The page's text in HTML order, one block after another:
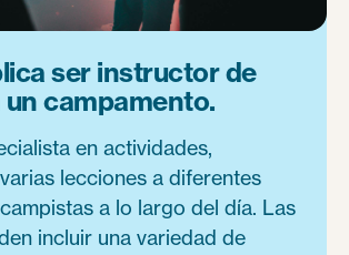
ser instructor de
campamento.
en actividades,
lecciones a diferentes
a lo largo del día. Las
incluir una variedad de